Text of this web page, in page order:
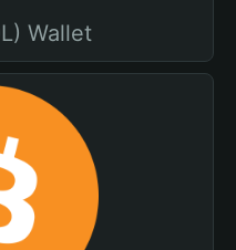
Wallet